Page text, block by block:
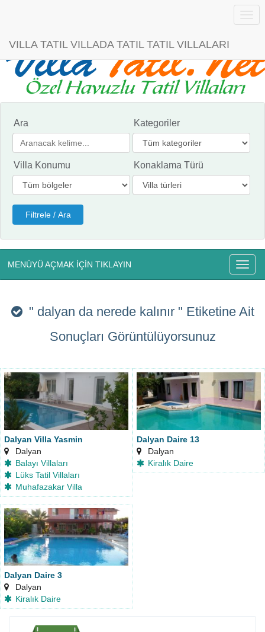
VILLA TATIL VILLADA TATIL TATIL VILLALARI
Ara Kategoriler
Villa Konumu Konaklama Türü
MENÜYÜ AÇMAK İÇİN TIKLAYIN
" dalyan da nerede kalınır " Etiketine Ait
Sonuçları Görüntülüyorsunuz
Dalyan Villa Yasmin
Dalyan
Balayı Villaları
Lüks Tatil Villaları
Muhafazakar Villa
Dalyan Daire 13
Dalyan
Kiralık Daire
Dalyan Daire 3
Dalyan
Kiralık Daire